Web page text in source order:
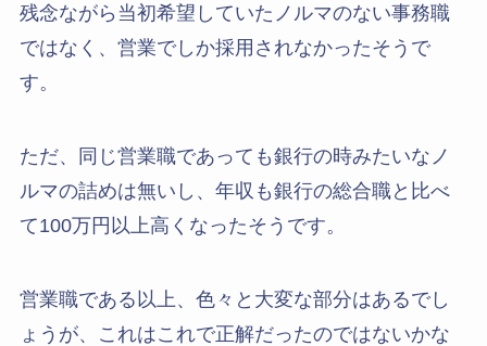
残念ながら当初希望していたノルマのない事務職
ではなく、営業でしか採用されなかったそうで
す。
ただ、同じ営業職であっても銀行の時みたいなノ
ルマの詰めは無いし、年収も銀行の総合職と比べ
て100万円以上高くなったそうです。
営業職である以上、色々と大変な部分はあるでし
ょうが、これはこれで正解だったのではないかな